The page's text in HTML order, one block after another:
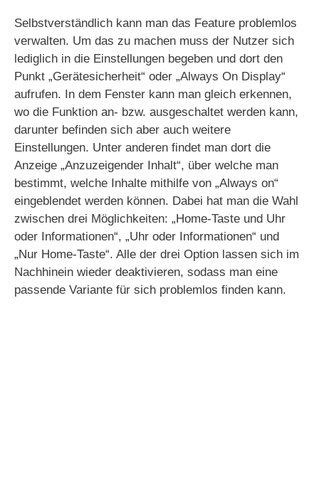
Selbstverständlich kann man das Feature problemlos
verwalten. Um das zu machen muss der Nutzer sich
lediglich in die Einstellungen begeben und dort den
Punkt „Gerätesicherheit“ oder „Always On Display“
aufrufen. In dem Fenster kann man gleich erkennen,
wo die Funktion an- bzw. ausgeschaltet werden kann,
darunter befinden sich aber auch weitere
Einstellungen. Unter anderen findet man dort die
Anzeige „Anzuzeigender Inhalt“, über welche man
bestimmt, welche Inhalte mithilfe von „Always on“
eingeblendet werden können. Dabei hat man die Wahl
zwischen drei Möglichkeiten: „Home-Taste und Uhr
oder Informationen“, „Uhr oder Informationen“ und
„Nur Home-Taste“. Alle der drei Option lassen sich im
Nachhinein wieder deaktivieren, sodass man eine
passende Variante für sich problemlos finden kann.